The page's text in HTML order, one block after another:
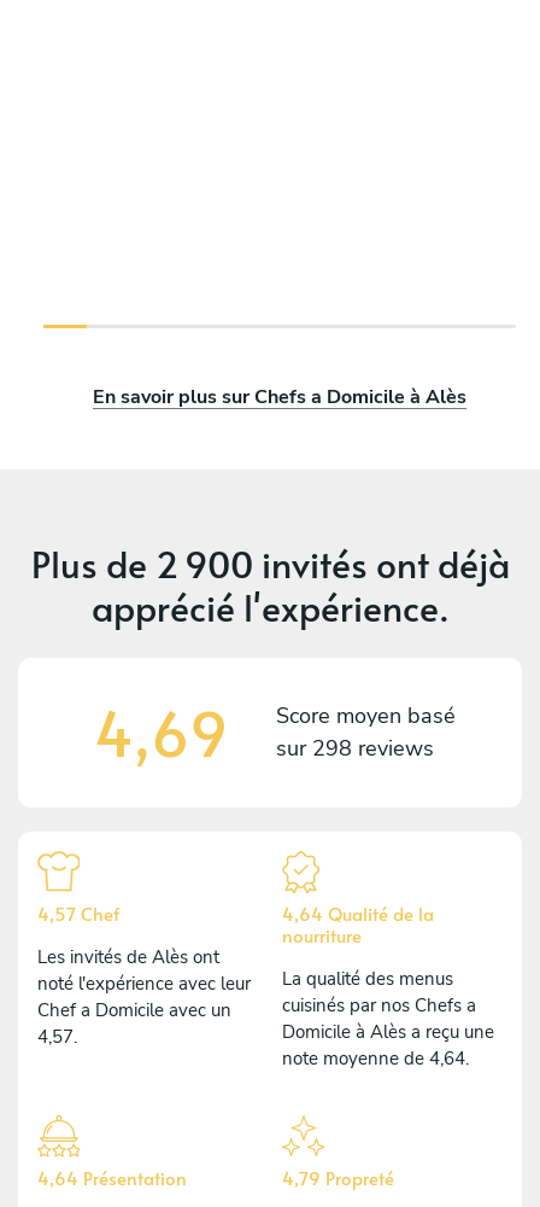
En savoir plus sur Chefs a Domicile à Alès
Plus de 2 900 invités ont déjà
apprécié l'expérience.
4,69
Score moyen basé
sur 298 reviews
4,57 Chef
Les invités de Alès ont
noté l'expérience avec leur
Chef a Domicile avec un
4,57.
4,64 Qualité de la
nourriture
La qualité des menus
cuisinés par nos Chefs a
Domicile à Alès a reçu une
note moyenne de 4,64.
4,64 Présentation 4,79 Propreté